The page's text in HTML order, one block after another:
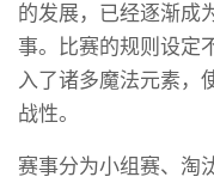
的发展，已经逐渐成
事。比赛的规则设定
入了诸多魔法元素，
战性。
赛事分为小组赛、淘